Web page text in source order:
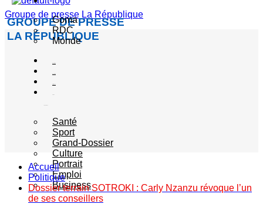
Groupe de presse La République
GROUPE DE PRESSE
LA RÉPUBLIQUE
Goma
RDC
Monde
Santé
Sport
Grand-Dossier
Culture
Portrait
Emploi
Business
Accueil
Politique
Dossier terrain SOTROKI : Carly Nzanzu révoque l’un
de ses conseillers